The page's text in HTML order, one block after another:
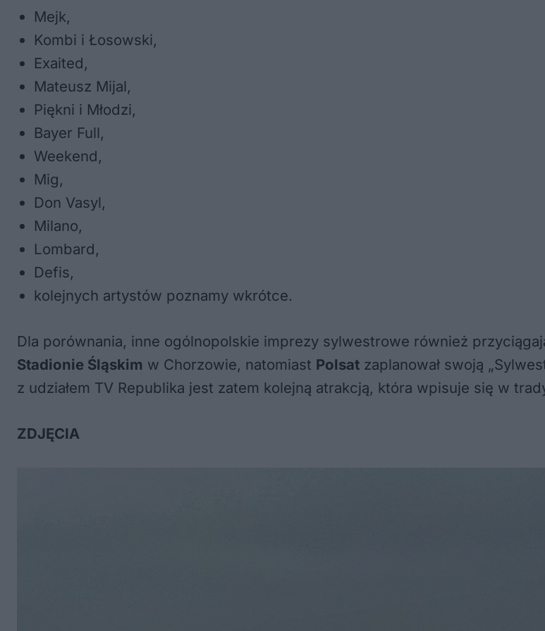
Mejk,
Kombi i Łosowski,
Exaited,
Mateusz Mijal,
Piękni i Młodzi,
Bayer Full,
Weekend,
Mig,
Don Vasyl,
Milano,
Lombard,
Defis,
kolejnych artystów poznamy wkrótce.
Dla porównania, inne ogólnopolskie imprezy sylwestrowe również
Stadionie Śląskim w Chorzowie, natomiast Polsat zaplanował swoją
z udziałem TV Republika jest zatem kolejną atrakcją, która wpisuje się w
ZDJĘCIA